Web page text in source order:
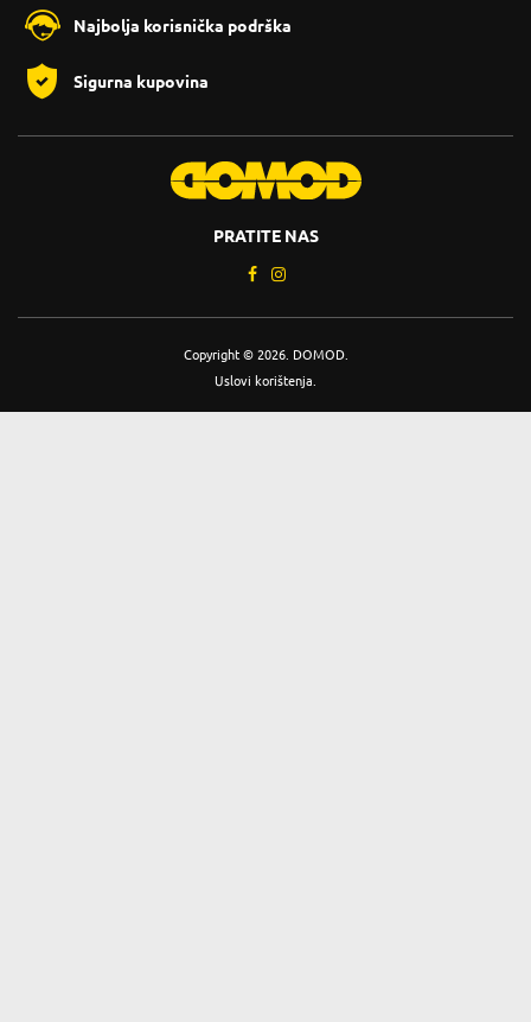
Najbolja korisnička podrška
Sigurna kupovina
PRATITE NAS
Copyright © 2026. DOMOD.
Uslovi korištenja